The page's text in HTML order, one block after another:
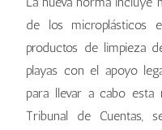
de los microplásticos
productos de limpieza
playas con el apoyo
para llevar a cabo esta
Tribunal de Cuentas,